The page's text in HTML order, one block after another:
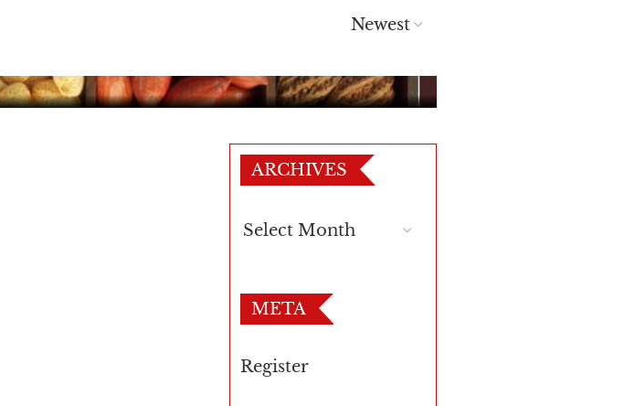
ARCHIVES
META
Register